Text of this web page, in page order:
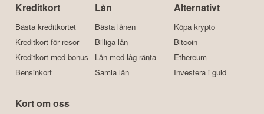
Kreditkort
Bästa kreditkortet
Kreditkort för resor
Kreditkort med bonus
Bensinkort
Lån
Bästa lånen
Billiga lån
Lån med låg ränta
Samla lån
Alternativt
Köpa krypto
Bitcoin
Ethereum
Investera i guld
Kort om oss